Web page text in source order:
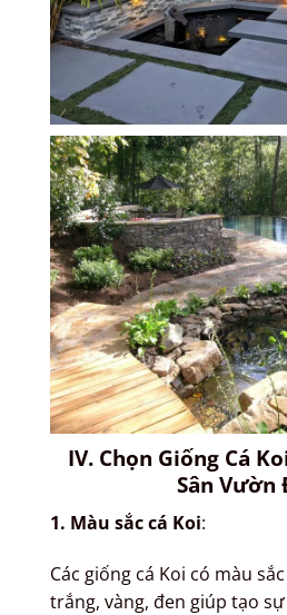
IV. Chọn Giống Cá
Sân Vườn
1. Màu sắc cá Koi:
Các giống cá Koi có màu
trắng, vàng, đen giúp tạo